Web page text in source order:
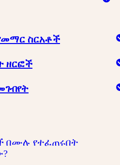
ስርአቶች
ዘርፎች
በሙሉ የተፈጠሩበት